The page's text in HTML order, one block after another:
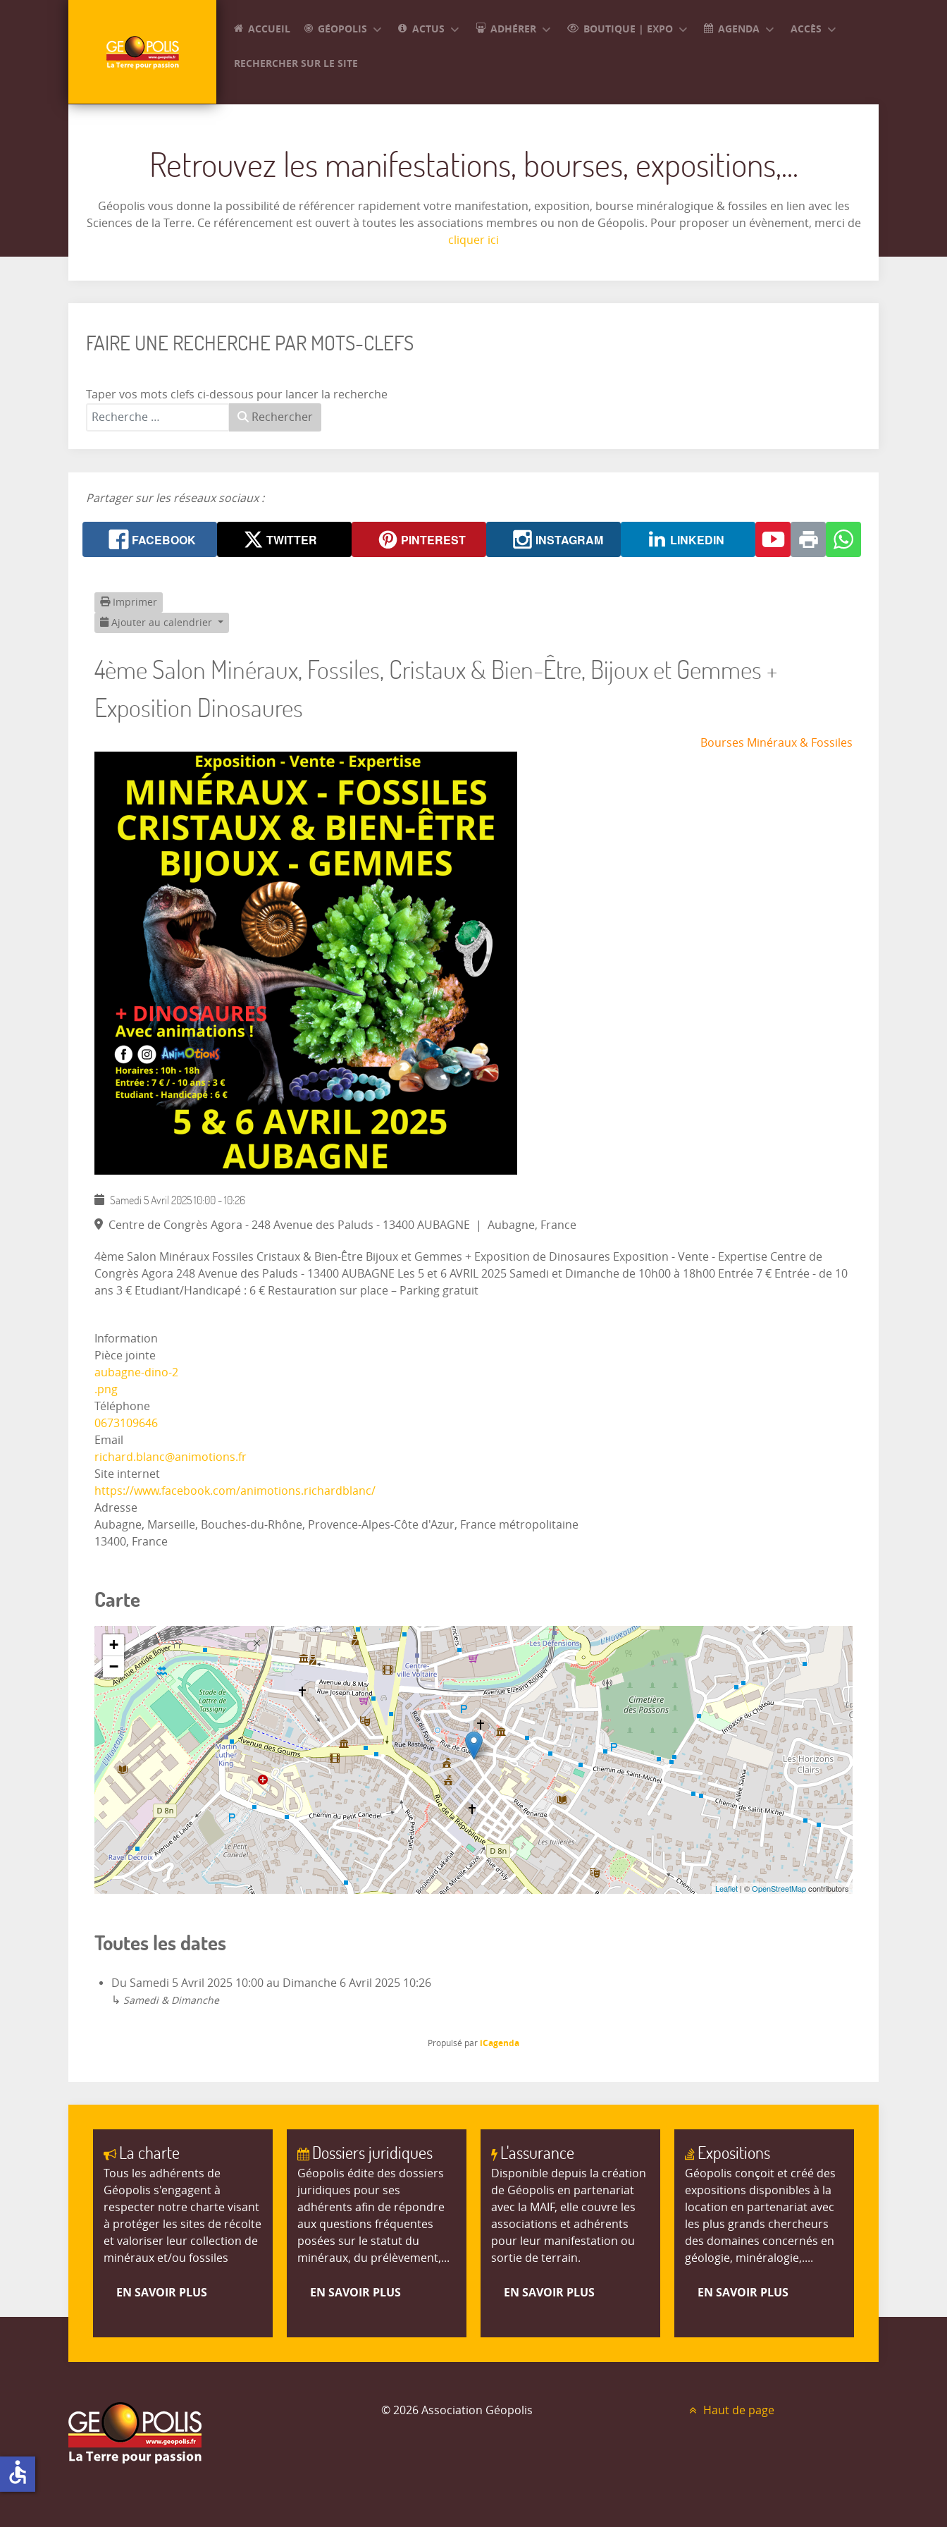
ACCUEIL GÉOPOLIS ACTUS ADHÉRER BOUTIQUE | EXPO AGENDA ACCÈS
RECHERCHER SUR LE SITE
Retrouvez les manifestations, bourses, expositions,...
Géopolis vous donne la possibilité de référencer rapidement votre manifestation, exposition, bourse minéralogique & fossiles en lien avec les
Sciences de la Terre. Ce référencement est ouvert à toutes les associations membres ou non de Géopolis. Pour proposer un évènement, merci de
cliquer ici
FAIRE UNE RECHERCHE PAR MOTS-CLEFS
Taper vos mots clefs ci-dessous pour lancer la recherche
Rechercher
Partager sur les réseaux sociaux :
FACEBOOK TWITTER PINTEREST INSTAGRAM LINKEDIN
Imprimer
Ajouter au calendrier
4ème Salon Minéraux, Fossiles, Cristaux & Bien-Être, Bijoux et Gemmes +
Exposition Dinosaures
Bourses Minéraux & Fossiles
Samedi 5 Avril 202510:00 -10:26
Centre de Congrès Agora - 248 Avenue des Paluds - 13400 AUBAGNE | Aubagne, France
4ème Salon Minéraux Fossiles Cristaux & Bien-Être Bijoux et Gemmes + Exposition de Dinosaures Exposition - Vente - Expertise Centre de
Congrès Agora 248 Avenue des Paluds - 13400 AUBAGNE Les 5 et 6 AVRIL 2025 Samedi et Dimanche de 10h00 à 18h00 Entrée 7 € Entrée - de 10
ans 3 € Etudiant/Handicapé : 6 € Restauration sur place – Parking gratuit
Information
Pièce jointe
aubagne-dino-2
.png
Téléphone
0673109646
Email
richard.blanc@animotions.fr
Site internet
https://www.facebook.com/animotions.richardblanc/
Adresse
Aubagne, Marseille, Bouches-du-Rhône, Provence-Alpes-Côte d'Azur, France métropolitaine
13400, France
Carte
+
−
Leaflet | ©OpenStreetMapcontributors
Toutes les dates
Du Samedi 5 Avril 2025 10:00 au Dimanche 6 Avril 2025 10:26
↳ Samedi & Dimanche
Propulsé par iCagenda
La charte
Tous les adhérents de
Géopolis s'engagent à
respecter notre charte visant
à protéger les sites de récolte
et valoriser leur collection de
minéraux et/ou fossiles
EN SAVOIR PLUS
Dossiers juridiques
Géopolis édite des dossiers
juridiques pour ses
adhérents afin de répondre
aux questions fréquentes
posées sur le statut du
minéraux, du prélèvement,...
EN SAVOIR PLUS
L'assurance
Disponible depuis la création
de Géopolis en partenariat
avec la MAIF, elle couvre les
associations et adhérents
pour leur manifestation ou
sortie de terrain.
EN SAVOIR PLUS
Expositions
Géopolis conçoit et créé des
expositions disponibles à la
location en partenariat avec
les plus grands chercheurs
des domaines concernés en
géologie, minéralogie,....
EN SAVOIR PLUS
© 2026 Association Géopolis Haut de page
accessible